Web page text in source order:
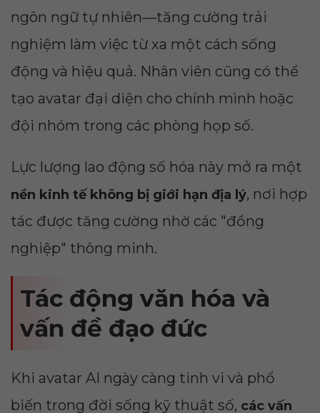
ngôn ngữ tự nhiên—tăng cường trải
nghiệm làm việc từ xa một cách sống
động và hiệu quả. Nhân viên cũng có thể
tạo avatar đại diện cho chính mình hoặc
đội nhóm trong các phòng họp số.
Lực lượng lao động số hóa này mở ra một
nền kinh tế không bị giới hạn địa lý, nơi hợp
tác được tăng cường nhờ các "đồng
nghiệp" thông minh.
Tác động văn hóa và
vấn đề đạo đức
Khi avatar AI ngày càng tinh vi và phổ
biến trong đời sống kỹ thuật số, các vấn